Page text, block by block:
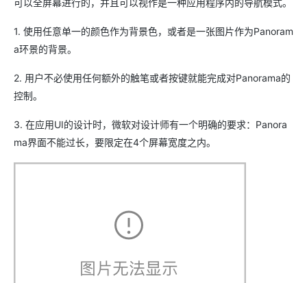
可以全屏幕进行的，并且可以视作是一种应用程序内的导航模式。
1. 使用任意单一的颜色作为背景色，或者是一张图片作为Panoram
a环景的背景。
2. 用户不必使用任何额外的触笔或者按键就能完成对Panorama的
控制。
3. 在应用UI的设计时，微软对设计师有一个明确的要求：Panora
ma界面不能过长，要限定在4个屏幕宽度之内。